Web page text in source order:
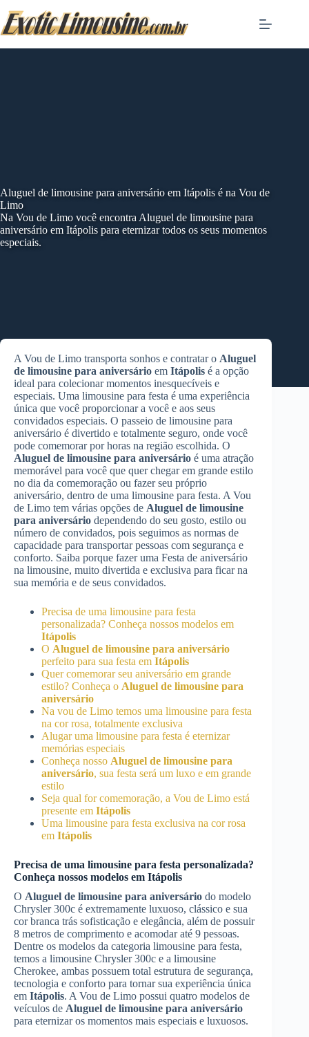
to
content
Aluguel de limousine para aniversário em Itápolis é na Vou de
Limo
Na Vou de Limo você encontra Aluguel de limousine para
aniversário em Itápolis para eternizar todos os seus momentos
especiais.
A Vou de Limo transporta sonhos e contratar o Aluguel
de limousine para aniversário em Itápolis é a opção
ideal para colecionar momentos inesquecíveis e
especiais. Uma limousine para festa é uma experiência
única que você proporcionar a você e aos seus
convidados especiais. O passeio de limousine para
aniversário é divertido e totalmente seguro, onde você
pode comemorar por horas na região escolhida. O
Aluguel de limousine para aniversário é uma atração
memorável para você que quer chegar em grande estilo
no dia da comemoração ou fazer seu próprio
aniversário, dentro de uma limousine para festa. A Vou
de Limo tem várias opções de Aluguel de limousine
para aniversário dependendo do seu gosto, estilo ou
número de convidados, pois seguimos as normas de
capacidade para transportar pessoas com segurança e
conforto. Saiba porque fazer uma Festa de aniversário
na limousine, muito divertida e exclusiva para ficar na
sua memória e de seus convidados.
Precisa de uma limousine para festa
personalizada? Conheça nossos modelos em
Itápolis
O Aluguel de limousine para aniversário
perfeito para sua festa em Itápolis
Quer comemorar seu aniversário em grande
estilo? Conheça o Aluguel de limousine para
aniversário
Na vou de Limo temos uma limousine para festa
na cor rosa, totalmente exclusiva
Alugar uma limousine para festa é eternizar
memórias especiais
Conheça nosso Aluguel de limousine para
aniversário, sua festa será um luxo e em grande
estilo
Seja qual for comemoração, a Vou de Limo está
presente em Itápolis
Uma limousine para festa exclusiva na cor rosa
em Itápolis
Precisa de uma limousine para festa personalizada?
Conheça nossos modelos em Itápolis
O Aluguel de limousine para aniversário do modelo
Chrysler 300c é extremamente luxuoso, clássico e sua
cor branca trás sofisticação e elegância, além de possuir
8 metros de comprimento e acomodar até 9 pessoas.
Dentre os modelos da categoria limousine para festa,
temos a limousine Chrysler 300c e a limousine
Cherokee, ambas possuem total estrutura de segurança,
tecnologia e conforto para tornar sua experiência única
em Itápolis. A Vou de Limo possui quatro modelos de
veículos de Aluguel de limousine para aniversário
para eternizar os momentos mais especiais e luxuosos.